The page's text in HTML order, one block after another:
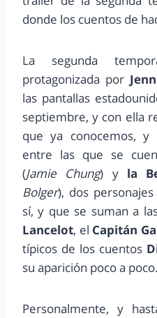
donde los cuentos de
La segunda
protagonizada por
las pantallas
septiembre, y con ella
que ya conocemos, y
entre las que se
(Jamie Chung) y la
Bolger), dos
sí, y que se suman a
Lancelot, el Capitán
típicos de los cuentos
su aparición poco a poco.
Personalmente, y